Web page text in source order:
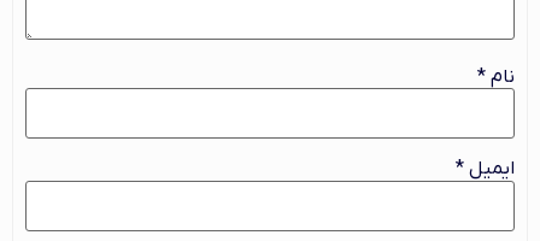
نام *
ایمیل *